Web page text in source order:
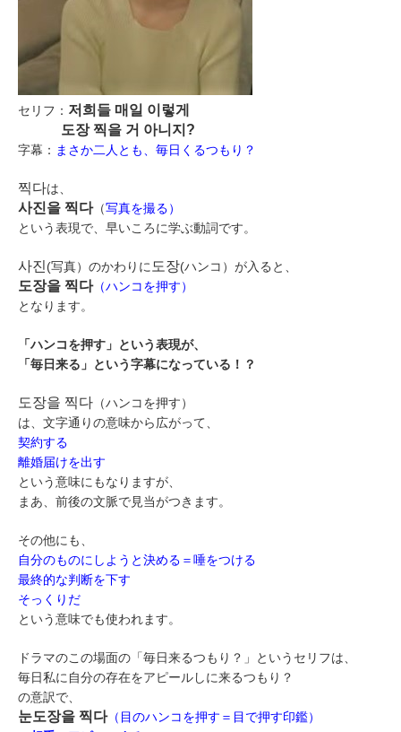
セリフ： 저희들 매일 이렇게
도장 찍을 거 아니지?
字幕： まさか二人とも、毎日くるつもり？
찍다は、
사진을 찍다（写真を撮る）
という表現で、早いころに学ぶ動詞です。
사진(写真）のかわりに 도장(ハンコ）が入ると、
도장을 찍다（ハンコを押す）
となります。
「ハンコを押す」という表現が、
「毎日来る」という字幕になっている！？
도장을 찍다 （ハンコを押す）
は、文字通りの意味から広がって、
契約する
離婚届けを出す
という意味にもなりますが、
まあ、前後の文脈で見当がつきます。
その他にも、
自分のものにしようと決める＝唾をつける
最終的な判断を下す
そっくりだ
という意味でも使われます。
ドラマのこの場面の「毎日来るつもり？」というセリフは、
毎日私に自分の存在をアピールしに来るつもり？
の意訳で、
눈도장을 찍다（目のハンコを押す＝目で押す印鑑）